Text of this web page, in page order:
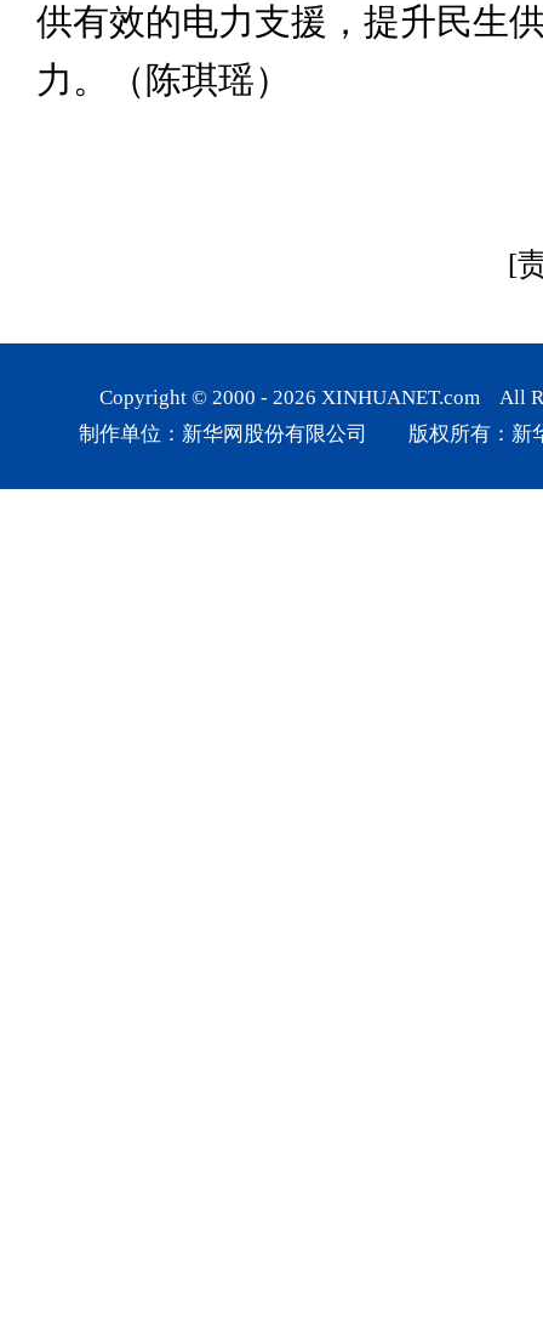
供有效的电力支援，提升民生
力。（陈琪瑶）
[
Copyright © 2000 - 2026 XINHUANET.com All
制作单位：新华网股份有限公司 版权所有：新